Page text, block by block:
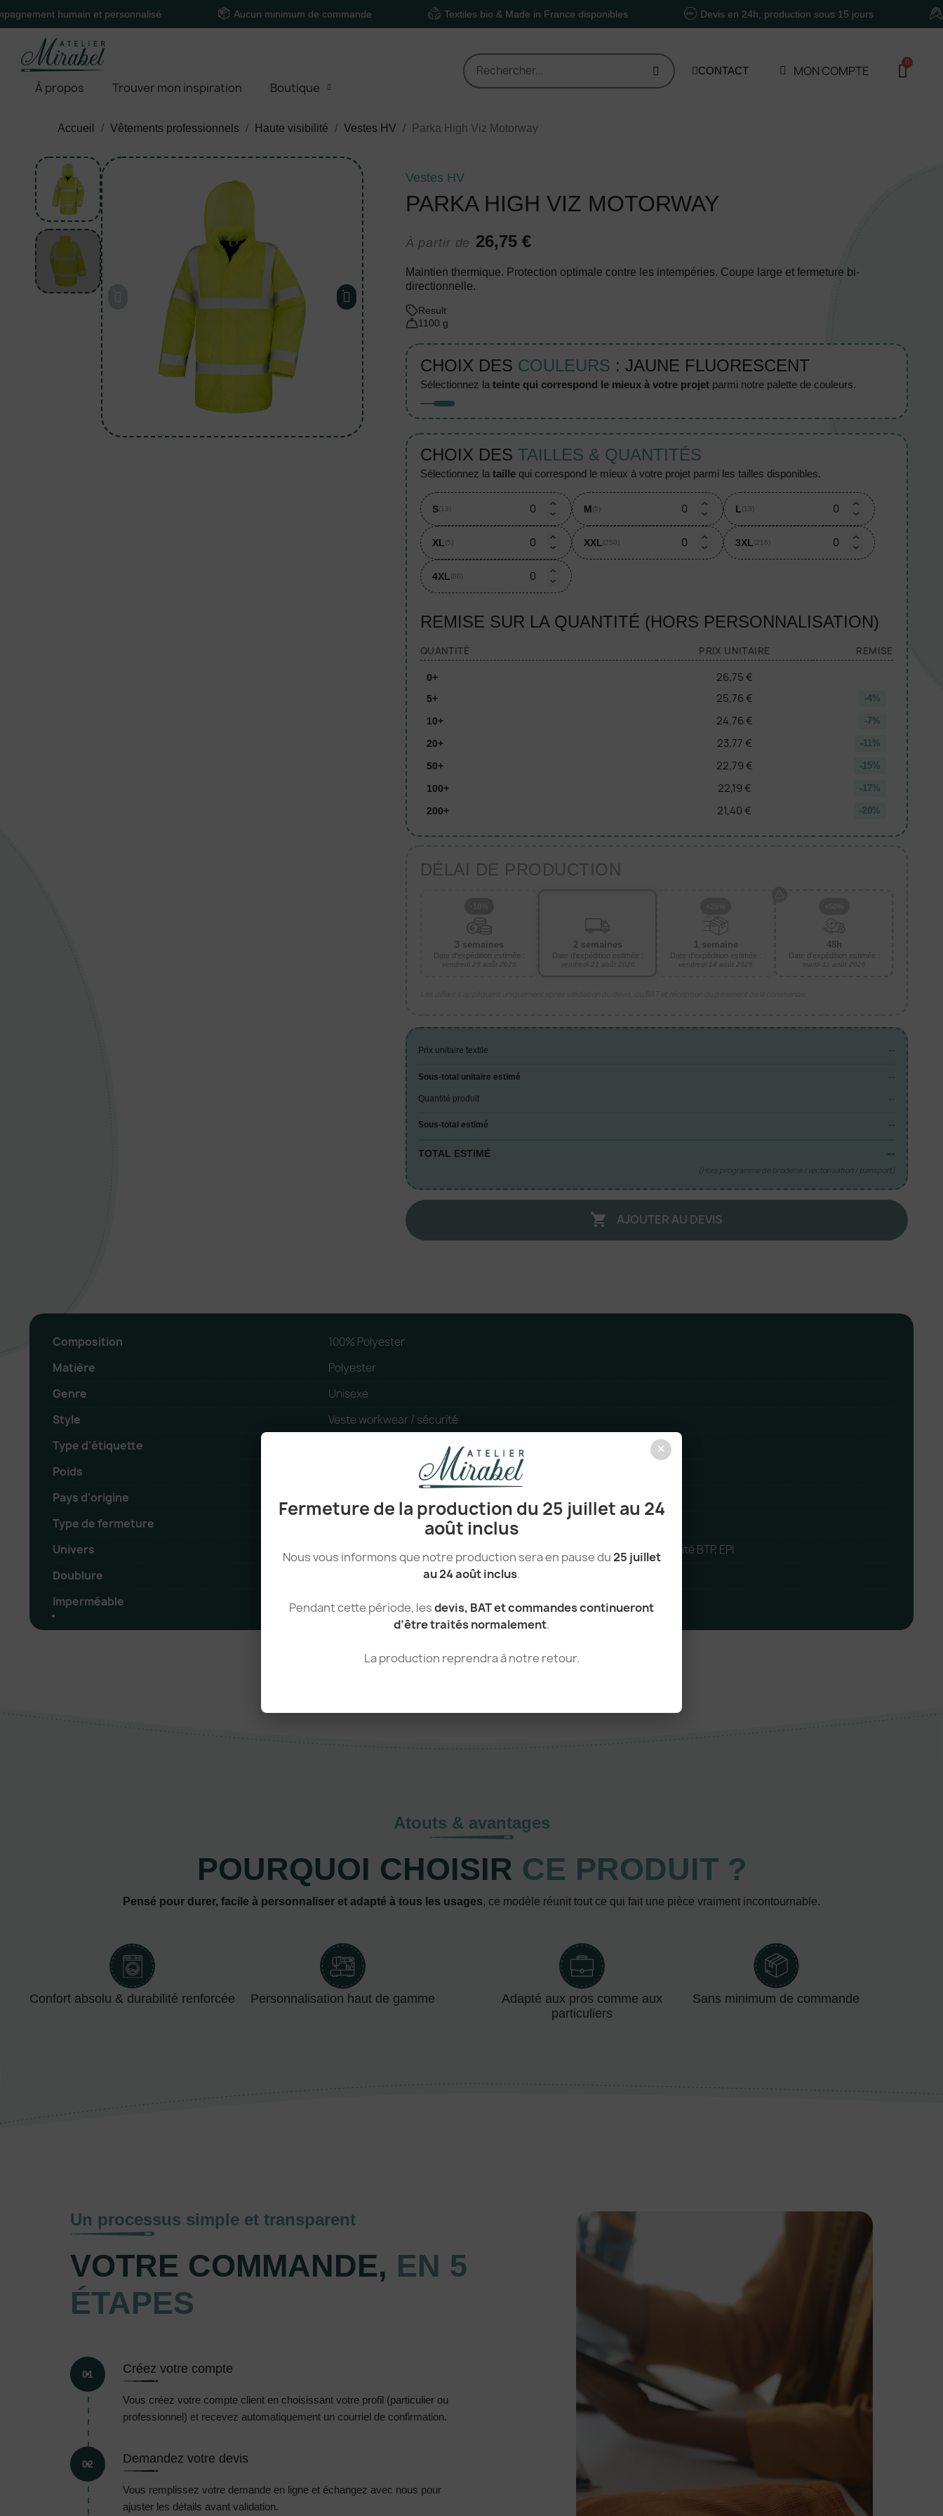
×
Fermeture de la production du 25 juillet au 24
août inclus
Nous vous informons que notre production sera en pause du25 juillet
au 24 août inclus.
Pendant cette période, lesdevis, BAT et commandes continueront
d’être traités normalement.
La production reprendra à notre retour.
humain et personnalisé Aucun minimum de commande Textiles bio & Made in France disponibles Devis en 24h, production sous 15 jours Un
À propos Trouver mon inspiration Boutique
CONTACT MON COMPTE
Accueil Vêtements professionnels Haute visibilité Vestes HV Parka High Viz Motorway
Vestes HV
PARKA HIGH VIZ MOTORWAY
À partir de 26,75 €
Maintien thermique. Protection optimale contre les intempéries. Coupe large et fermeture bi-
directionnelle.
Result
1100 g
CHOIX DES COULEURS : JAUNE FLUORESCENT
sélectionnez la teinte qui correspond le mieux à votre projetparmi notre palette de couleurs.
CHOIX DES TAILLES & QUANTITÉS
sélectionnez la taillequi correspond le mieux à votre projet parmi les tailles disponibles.
S(13) M(5) L(13)
XL(5) XXL(250) 3XL(216)
4XL(80)
REMISE SUR LA QUANTITÉ (HORS PERSONNALISATION)
QUANTITÉ PRIX UNITAIRE REMISE
0+ 26,75 €
5+ 25,76 € -4%
10+ 24,76 € -7%
20+ 23,77 € -11%
50+ 22,79 € -15%
100+ 22,19 € -17%
200+ 21,40 € -20%
DÉLAI DE PRODUCTION
3 semaines
Date d'expédition estimée :
vendredi 28 août 2026
2 semaines
Date d'expédition estimée :
vendredi 21 août 2026
1 semaine
Date d'expédition estimée :
vendredi 14 août 2026
48h
Date d'expédition estimée :
mardi 11 août 2026
Prix unitaire textile --
Sous-total unitaire estimé --
Quantité produit --
Sous-total estimé --
TOTAL ESTIMÉ --
(Hors programme de broderie / vectorisation / transport)
 AJOUTER AU DEVIS
Composition
100% Polyester
Matière
Polyester
Genre
Unisexe
Style
Veste workwear / sécurité
Type d'étiquette
Poids
Pays d'origine
Type de fermeture
Univers
Workwear, Jardinerie Bricolage, Distribution Logistique, Industrie Sécurité BTP, EPI
Doublure
Imperméable
Waterproof
Atouts & avantages
POURQUOI CHOISIR CE PRODUIT ?
Pensé pour durer, facile à personnaliser et adapté à tous les usages, ce modèle réunit tout ce qui fait une pièce vraiment incontournable.
Confort absolu & durabilité renforcée Personnalisation haut de gamme
Adapté aux pros comme aux
particuliers
Sans minimum de commande
Un processus simple et transparent
VOTRE COMMANDE, EN 5
ÉTAPES
01 Créez votre compte
Vous créez votre compte client en choisissant votre profil (particulier ou
professionnel) et recevez automatiquement un courriel de confirmation.
02 Demandez votre devis
Vous remplissez votre demande en ligne et échangez avec nous pour
ajuster les détails avant validation.